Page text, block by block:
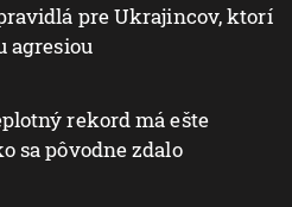
pre Ukrajincov, ktorí
agresiou
rekord má ešte
sa pôvodne zdalo